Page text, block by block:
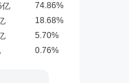
亿
74.86%
18.68%
5.70%
0.76%